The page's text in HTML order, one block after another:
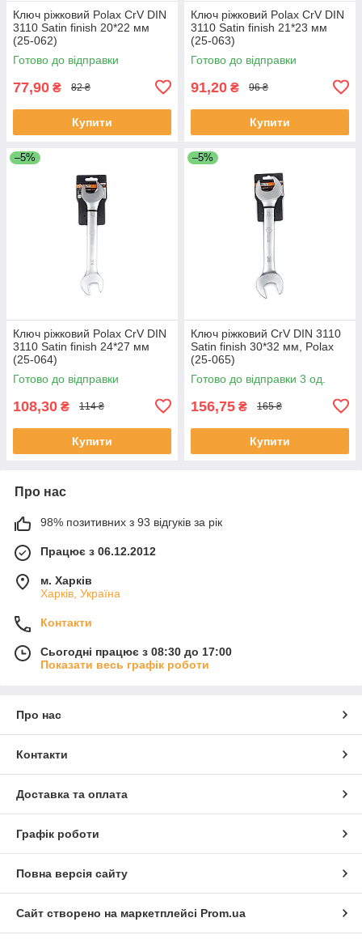
Ключ ріжковий Polax CrV DIN
3110 Satin finish 20*22 мм
(25-062)
Готово до відправки
77,90 ₴ 82 ₴
Купити
Ключ ріжковий Polax CrV DIN
3110 Satin finish 21*23 мм
(25-063)
Готово до відправки
91,20 ₴ 96 ₴
Купити
–5%
Ключ ріжковий Polax CrV DIN
3110 Satin finish 24*27 мм
(25-064)
Готово до відправки
108,30 ₴ 114 ₴
Купити
–5%
Ключ ріжковий CrV DIN 3110
Satin finish 30*32 мм, Polax
(25-065)
Готово до відправки 3 од.
156,75 ₴ 165 ₴
Купити
Про нас
98% позитивних з 93 відгуків за рік
Працює з 06.12.2012
м. Харків
Харків, Україна
Контакти
Сьогодні працює з 08:30 до 17:00
Показати весь графік роботи
Про нас
Контакти
Доставка та оплата
Графік роботи
Повна версія сайту
Сайт створено на маркетплейсі Prom.ua